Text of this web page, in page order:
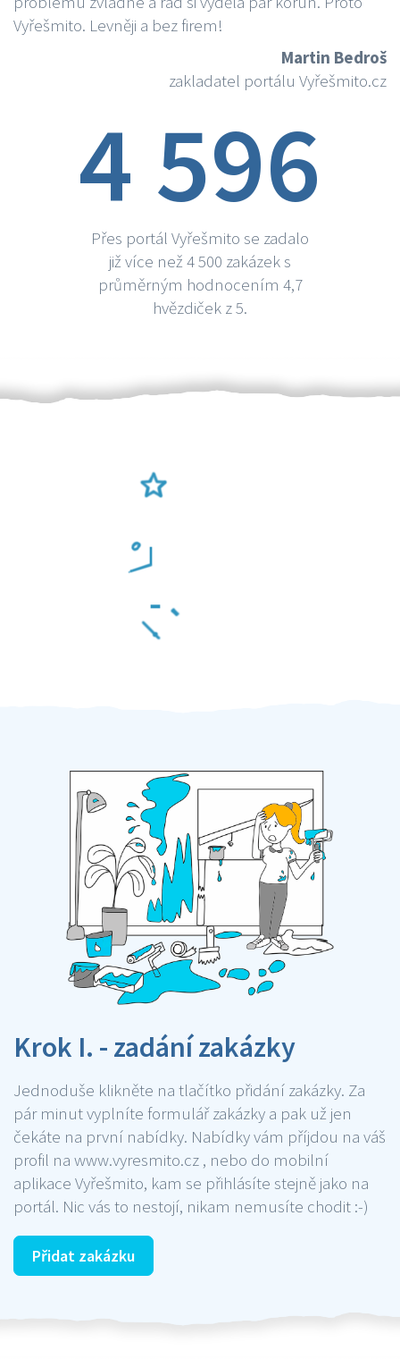
Vyřešmito. Levněji a bez firem!
Martin Bedroš
zakladatel portálu Vyřešmito.cz
4 596
Přes portál Vyřešmito se zadalo
již více než 4 500 zakázek s
průměrným hodnocením 4,7
hvězdiček z 5.
Krok I. - zadání zakázky
Jednoduše klikněte na tlačítko přidání zakázky. Za
pár minut vyplníte formulář zakázky a pak už jen
čekáte na první nabídky. Nabídky vám příjdou na váš
profil na www.vyresmito.cz , nebo do mobilní
aplikace Vyřešmito, kam se přihlásíte stejně jako na
portál. Nic vás to nestojí, nikam nemusíte chodit :-)
Přidat zakázku